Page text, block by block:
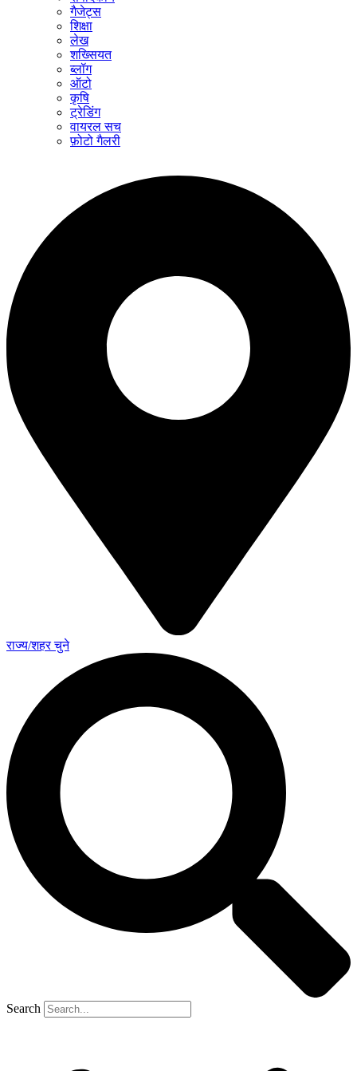
गैजेट्स
शिक्षा
लेख
शख्सियत
ब्लॉग
ऑटो
कृषि
ट्रेडिंग
वायरल सच
फ़ोटो गैलरी
राज्य/शहर चुने
Search